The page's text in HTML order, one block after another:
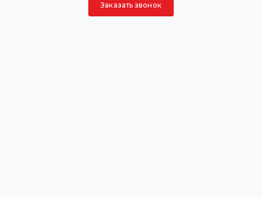
Заказать звонок